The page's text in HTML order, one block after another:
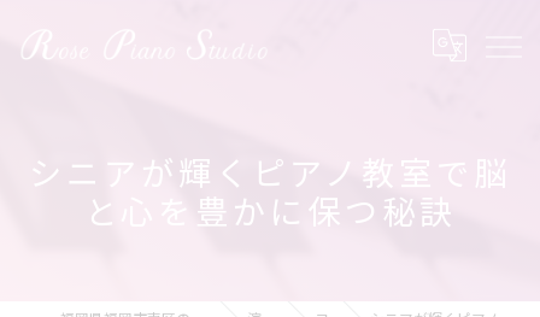
シニアが輝くピアノ教室で脳
と心を豊かに保つ秘訣